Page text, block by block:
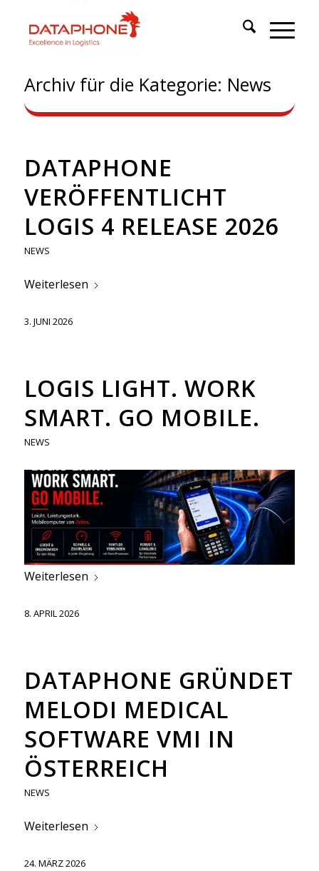
Archiv für die Kategorie: News
DATAPHONE
VERÖFFENTLICHT
LOGIS 4 RELEASE 2026
NEWS
Weiterlesen
3. JUNI 2026
LOGIS LIGHT. WORK
SMART. GO MOBILE.
NEWS
Weiterlesen
8. APRIL 2026
DATAPHONE GRÜNDET
MELODI MEDICAL
SOFTWARE VMI IN
ÖSTERREICH
NEWS
Weiterlesen
24. MÄRZ 2026